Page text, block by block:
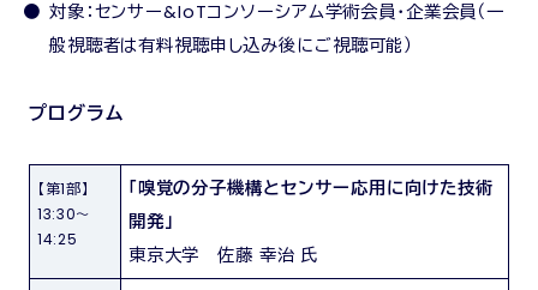
対象：センサー&IoTコンソーシアム学術会員・企業会員（一
般視聴者は有料視聴申し込み後にご視聴可能）
プログラム
【第1部】
13:30～
14:25
「嗅覚の分子機構とセンサー応用に向けた技術
開発」
東京大学 佐藤 幸治 氏